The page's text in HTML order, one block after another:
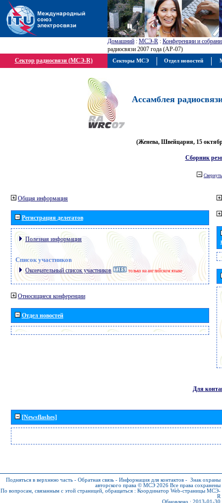
Домашний : МСЭ-R : Конференции и
радиосвязи 2007 года (АР-07)
Сектор радиосвязи (МСЭ-R)
Ассамблея
(Женева, Швейцария, 15
Сборник
Свернуть
Общая информация
Регистрация делегатов
Полезная информация
Список участников
Окончательный список участников только на английском языке
Относящиеся конференции
Отдел новостей
Для
[Newsflashes]
Подняться в верхнюю часть - Обратная связь - Информация для контактов - Знак охраны
авторского права © МСЭ 2026 Все права сохранены
По вопросам, связанным с этой страницей, обращаться : Координатор Web-страницы МСЭ-
R
Обновлено : 2013-01-30
Секторы МСЭ Отдел новостей